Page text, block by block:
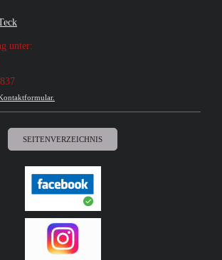
unter:
SEITENVERZEICHNIS